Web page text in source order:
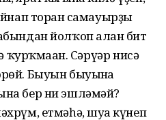
торған самауырҙы
йолҡоп алған бит
ҡурҡмаған. Сәрүәр нисә
Бы­уын бы­уынға
бер ни эшләмәй?
етмәһә, шуға күнеп